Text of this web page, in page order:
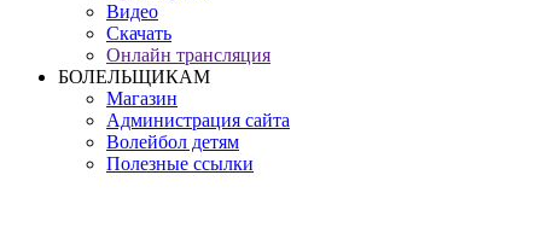
Видео
Скачать
Онлайн трансляция
БОЛЕЛЬЩИКАМ
Магазин
Администрация сайта
Волейбол детям
Полезные ссылки